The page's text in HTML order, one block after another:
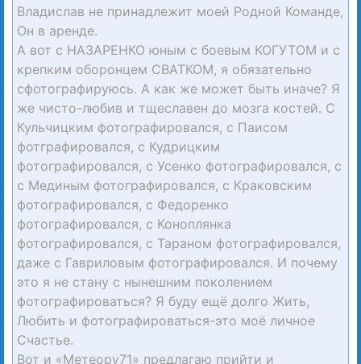
Владислав не принадлежит моей Родной Команде,
Он в аренде.
А вот с НАЗАРЕНКО юным с боевым КОГУТОМ и с
крепким оборонцем СВАТКОМ, я обязательно
сфотографируюсь. А как же может быть иначе? Я
же чисто-любив и тщеславен до мозга костей. С
Кульчицким фотографировался, с Паисом
фотграфировался, с Кудрицким
фотографировался, с Усенко фотографировался, с
с Мединым фотографировался, с Краковским
фотографировался, с Федоренко
фотографировался, с Коноплянка
фотографировался, с Тараном фотографировался,
даже с Гавриловым фотографировался. И почему
это я не стану с нынешним поколением
фотографироваться? Я буду ещё долго Жить,
Любить и фотографироваться-это моё личное
Счастье.
Вот и «Метеору71» предлагаю прийти и